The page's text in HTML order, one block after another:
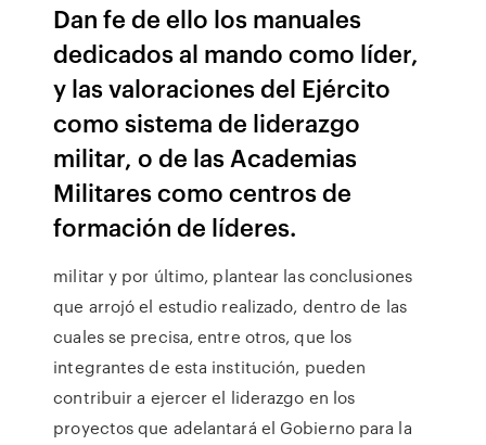
Dan fe de ello los manuales
dedicados al mando como líder,
y las valoraciones del Ejército
como sistema de liderazgo
militar, o de las Academias
Militares como centros de
formación de líderes.
militar y por último, plantear las conclusiones
que arrojó el estudio realizado, dentro de las
cuales se precisa, entre otros, que los
integrantes de esta institución, pueden
contribuir a ejercer el liderazgo en los
proyectos que adelantará el Gobierno para la